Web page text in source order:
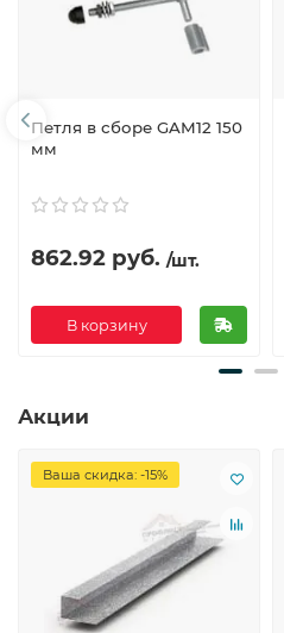
Петля в сборе GAM12 150
мм
862.92 руб. /шт.
В корзину
Акции
Ваша скидка: -15%